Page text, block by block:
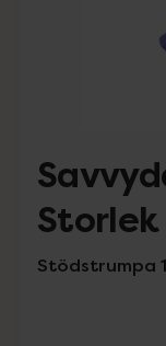
Storlek
Stödstrumpa